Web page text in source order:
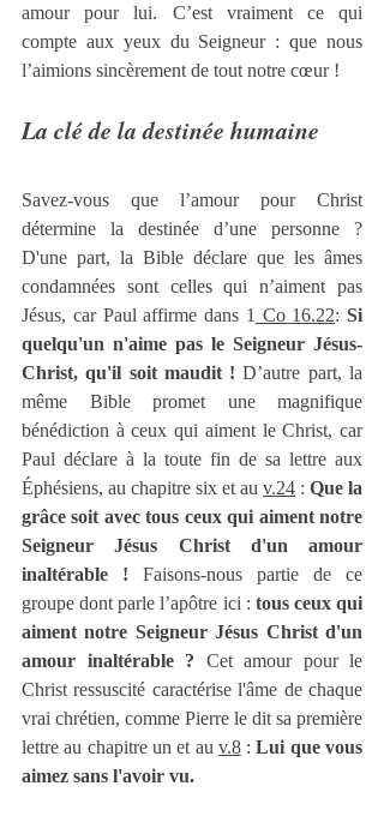
amour pour lui. C’est vraiment ce qui
compte aux yeux du Seigneur : que nous
l’aimions sincèrement de tout notre cœur !
La clé de la destinée humaine
Savez-vous que l’amour pour Christ
détermine la destinée d’une personne ?
D'une part, la Bible déclare que les âmes
condamnées sont celles qui n’aiment pas
Jésus, car Paul affirme dans 1 Co 16.22: Si
quelqu'un n'aime pas le Seigneur Jésus-
Christ, qu'il soit maudit ! D’autre part, la
même Bible promet une magnifique
bénédiction à ceux qui aiment le Christ, car
Paul déclare à la toute fin de sa lettre aux
Éphésiens, au chapitre six et au v.24 : Que la
grâce soit avec tous ceux qui aiment notre
Seigneur Jésus Christ d'un amour
inaltérable ! Faisons-nous partie de ce
groupe dont parle l’apôtre ici : tous ceux qui
aiment notre Seigneur Jésus Christ d'un
amour inaltérable ? Cet amour pour le
Christ ressuscité caractérise l'âme de chaque
vrai chrétien, comme Pierre le dit sa première
lettre au chapitre un et au v.8 : Lui que vous
aimez sans l'avoir vu.